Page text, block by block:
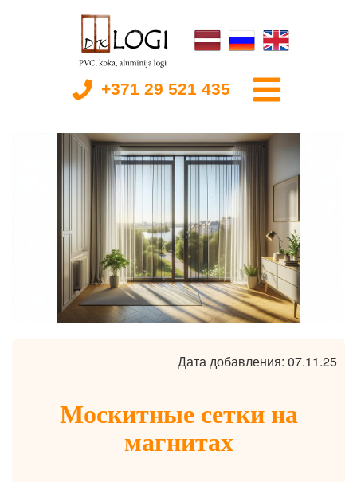
+371 29 521 435
Дата добавления: 07.11.25
Москитные сетки на
магнитах